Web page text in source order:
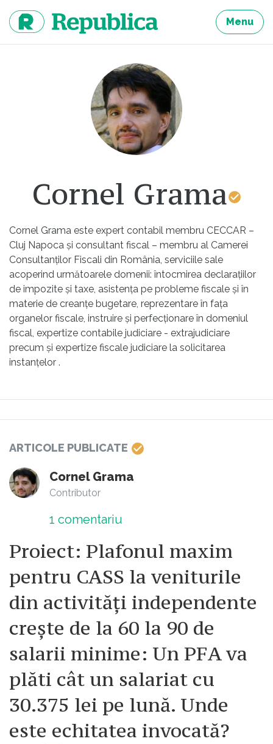
continut
Menu
Cornel Grama
Cornel Grama este expert contabil membru CECCAR –
Cluj Napoca și consultant fiscal – membru al Camerei
Consultanților Fiscali din România, serviciile sale
acoperind următoarele domenii: întocmirea declarațiilor
de impozite și taxe, asistența pe probleme fiscale și în
materie de creanțe bugetare, reprezentare în fața
organelor fiscale, instruire și perfecționare în domeniul
fiscal, expertize contabile judiciare - extrajudiciare
precum și expertize fiscale judiciare la solicitarea
instanțelor .
ARTICOLE PUBLICATE
Cornel Grama
Contributor
1 comentariu
Proiect: Plafonul maxim
pentru CASS la veniturile
din activități independente
crește de la 60 la 90 de
salarii minime: Un PFA va
plăti cât un salariat cu
30.375 lei pe lună. Unde
este echitatea invocată?